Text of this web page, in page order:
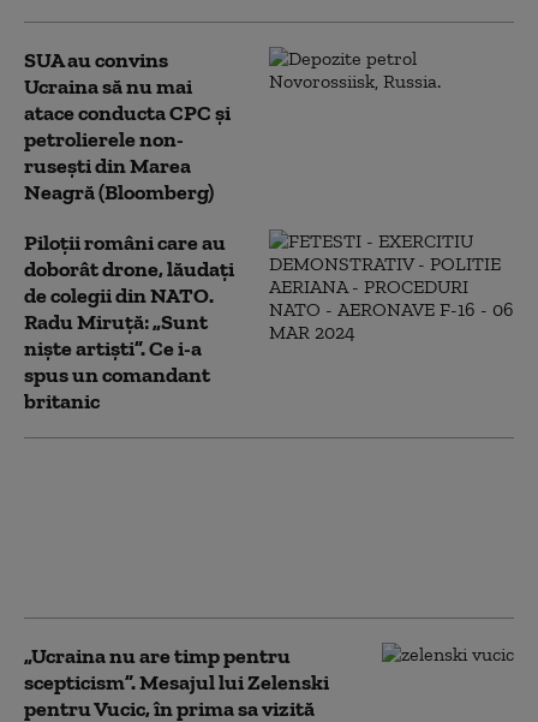
SUA au convins
Ucraina să nu mai
atace conducta CPC şi
petrolierele non-
ruseşti din Marea
Neagră (Bloomberg)
Piloții români care au
doborât drone, lăudați
de colegii din NATO.
Radu Miruță: „Sunt
niște artiști”. Ce i-a
spus un comandant
britanic
„Ucraina nu are timp pentru
scepticism”. Mesajul lui Zelenski
pentru Vucic, în prima sa vizită